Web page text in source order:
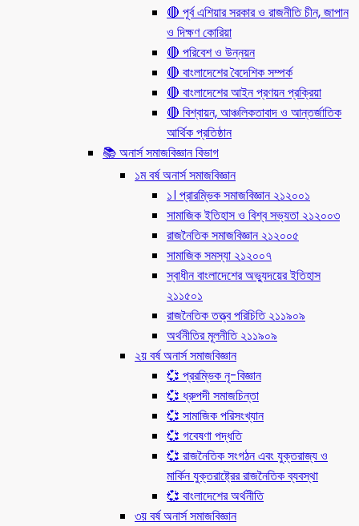
🔴 পূর্ব এশিয়ার সরকার ও রাজনীতি চীন, জাপান
ও দিক্ষণ কোরিয়া
🔴 পরিবেশ ও উন্নয়ন
🔴 বাংলাদেশের বৈদেশিক সম্পর্ক
🔴 বাংলাদেশের আইন প্রণয়ন প্রক্রিয়া
🔴 বিশ্বায়ন, আঞ্চলিকতাবাদ ও আন্তর্জাতিক
আর্থিক প্রতিষ্ঠান
📚 অনার্স সমাজবিজ্ঞান বিভাগ
১ম বর্ষ অনার্স সমাজবিজ্ঞান
১। প্রারম্ভিক সমাজবিজ্ঞান ২১২০০১
সামাজিক ইতিহাস ও বিশ্ব সভ্যতা ২১২০০৩
রাজনৈতিক সমাজবিজ্ঞান ২১২০০৫
সামাজিক সমস্যা ২১২০০৭
স্বাধীন বাংলাদেশের অভ্যুদয়ের ইতিহাস
২১১৫০১
রাজনৈতিক তত্ত্ব পরিচিতি ২১১৯০৯
অর্থনীতির মূলনীতি ২১১৯০৯
২য় বর্ষ অনার্স সমাজবিজ্ঞান
💞 প্ররম্ভিক নৃ-বিজ্ঞান
💞 ধ্রুপদী সমাজচিন্তা
💞 সামাজিক পরিসংখ্যান
💞 গবেষণা পদ্ধতি
💞 রাজনৈতিক সংগঠন এবং যুক্তরাজ্য ও
মার্কিন যুক্তরাষ্ট্রের রাজনৈতিক ব্যবস্থা
💞 বাংলাদেশের অর্থনীতি
৩য় বর্ষ অনার্স সমাজবিজ্ঞান